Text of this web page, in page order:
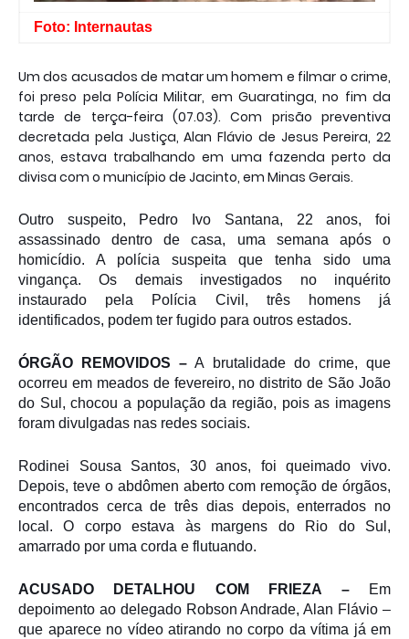
Foto: Internautas
Um dos acusados de matar um homem e filmar o crime,
foi preso pela Polícia Militar, em Guaratinga, no fim da
tarde de terça-feira (07.03). Com prisão preventiva
decretada pela Justiça, Alan Flávio de Jesus Pereira, 22
anos, estava trabalhando em uma fazenda perto da
divisa com o município de Jacinto, em Minas Gerais.
Outro suspeito, Pedro Ivo Santana, 22 anos, foi
assassinado dentro de casa, uma semana após o
homicídio. A polícia suspeita que tenha sido uma
vingança. Os demais investigados no inquérito
instaurado pela Polícia Civil, três homens já
identificados, podem ter fugido para outros estados.
ÓRGÃO REMOVIDOS – A brutalidade do crime, que
ocorreu em meados de fevereiro, no distrito de São João
do Sul, chocou a população da região, pois as imagens
foram divulgadas nas redes sociais.
Rodinei Sousa Santos, 30 anos, foi queimado vivo.
Depois, teve o abdômen aberto com remoção de órgãos,
encontrados cerca de três dias depois, enterrados no
local. O corpo estava às margens do Rio do Sul,
amarrado por uma corda e flutuando.
ACUSADO DETALHOU COM FRIEZA –Em
depoimento ao delegado Robson Andrade, Alan Flávio –
que aparece no vídeo atirando no corpo da vítima já em